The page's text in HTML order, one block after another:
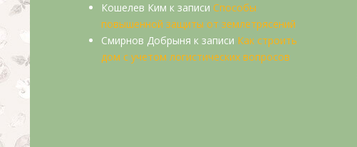
Кошелев Ким к записи Способы
повышенной защиты от землетрясений
Смирнов Добрыня к записи Как строить
дом с учетом логистических вопросов